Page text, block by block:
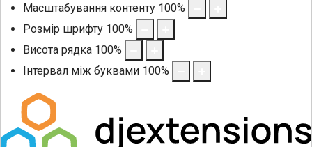
Масштабування контенту 100%
Розмір шрифту 100%
Висота рядка 100%
Інтервал між буквами 100%